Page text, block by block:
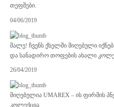
თეფშები.
04/06/2019
მალე! ჩვენს ქსელში მიღებული
და სანადირო თოფების ახალი
26/04/2019
მიღებულია UMAREX – ის ფირმის
კოლექცია